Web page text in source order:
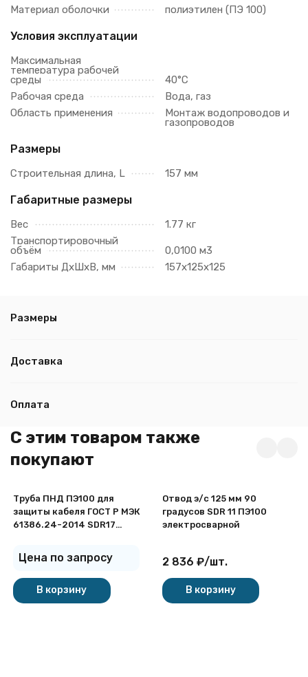
Материал оболочки
полиэтилен (ПЭ 100)
Условия эксплуатации
Максимальная
температура рабочей
среды
40°C
Рабочая среда
Вода, газ
Область применения
Монтаж водопроводов и
газопроводов
Размеры
Строительная длина, L 157 мм
Габаритные размеры
Вес
1.77 кг
Транспортировочный
объём
0,0100 м3
Габариты ДхШхВ, мм
157х125х125
Размеры
Доставка
Оплата
C этим товаром также
покупают
Труба ПНД ПЭ100 для
защиты кабеля ГОСТ Р МЭК
61386.24-2014 SDR17
Цена по запросу
В корзину
Отвод э/с 125 мм 90
градусов SDR 11 ПЭ100
электросварной
2 836 ₽/шт.
В корзину